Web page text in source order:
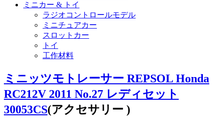
ミニカー & トイ
ラジオコントロールモデル
ミニチュアカー
スロットカー
トイ
工作材料
ミニッツモトレーサー REPSOL Honda
RC212V 2011 No.27 レディセット
30053CS(アクセサリー )